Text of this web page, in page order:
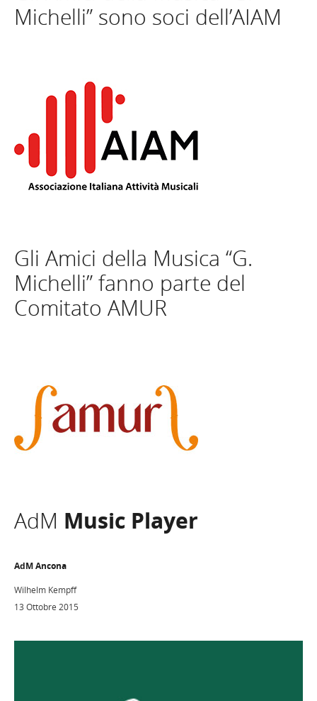
Michelli” sono soci dell’AIAM
Gli Amici della Musica “G.
Michelli” fanno parte del
Comitato AMUR
AdM Music Player
AdM Ancona
Wilhelm Kempff
13 Ottobre 2015